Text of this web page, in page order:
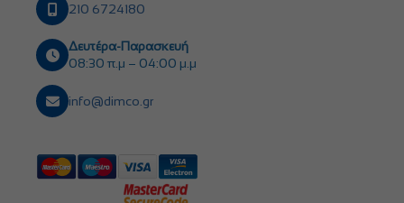
210 6724180
Δευτέρα-Παρασκευή
08:30 π.μ – 04:00 μ.μ
info@dimco.gr